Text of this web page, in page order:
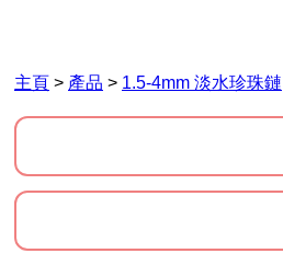
主頁 > 產品 > 1.5-4mm 淡水珍珠鏈